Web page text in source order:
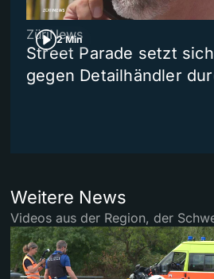
2 Min
ZüriNews
Street Parade setzt sich
gegen Detailhändler
Weitere News
Videos aus der Region, der